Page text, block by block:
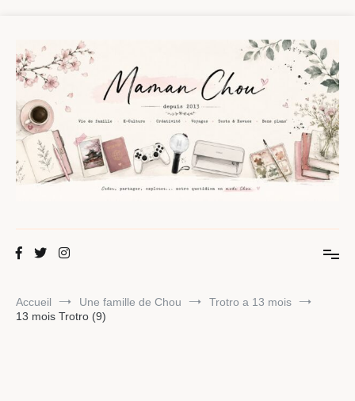
contenu
Maman Chou
Accueil Une famille de Chou
Trotro a 13 mois
13 mois Trotro (9)